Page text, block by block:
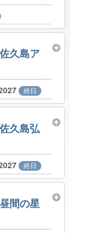
久島ア
終日
久島弘
終日
間の星